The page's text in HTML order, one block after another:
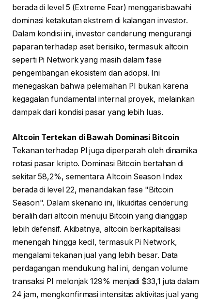
berada di level 5 (Extreme Fear) menggarisbawahi
dominasi ketakutan ekstrem di kalangan investor.
Dalam kondisi ini, investor cenderung mengurangi
paparan terhadap aset berisiko, termasuk altcoin
seperti Pi Network yang masih dalam fase
pengembangan ekosistem dan adopsi. Ini
menegaskan bahwa pelemahan PI bukan karena
kegagalan fundamental internal proyek, melainkan
dampak dari kondisi pasar yang lebih luas.
Altcoin Tertekan di Bawah Dominasi Bitcoin
Tekanan terhadap PI juga diperparah oleh dinamika
rotasi pasar kripto. Dominasi Bitcoin bertahan di
sekitar 58,2%, sementara Altcoin Season Index
berada di level 22, menandakan fase "Bitcoin
Season". Dalam skenario ini, likuiditas cenderung
beralih dari altcoin menuju Bitcoin yang dianggap
lebih defensif. Akibatnya, altcoin berkapitalisasi
menengah hingga kecil, termasuk Pi Network,
mengalami tekanan jual yang lebih besar. Data
perdagangan mendukung hal ini, dengan volume
transaksi PI melonjak 129% menjadi $33,1 juta dalam
24 jam, mengkonfirmasi intensitas aktivitas jual yang